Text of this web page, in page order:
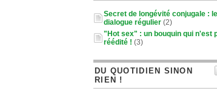
Secret de longévité conjugale : le
dialogue régulier (2)
"Hot sex" : un bouquin qui n'est
réédité ! (3)
DU QUOTIDIEN SINON
RIEN !